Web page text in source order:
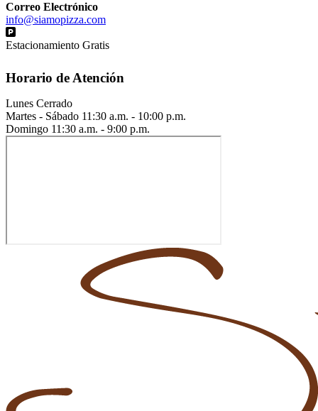
Correo Electrónico
info@siamopizza.com
Estacionamiento Gratis
Horario de Atención
Lunes Cerrado
Martes - Sábado 11:30 a.m. - 10:00 p.m.
Domingo 11:30 a.m. - 9:00 p.m.